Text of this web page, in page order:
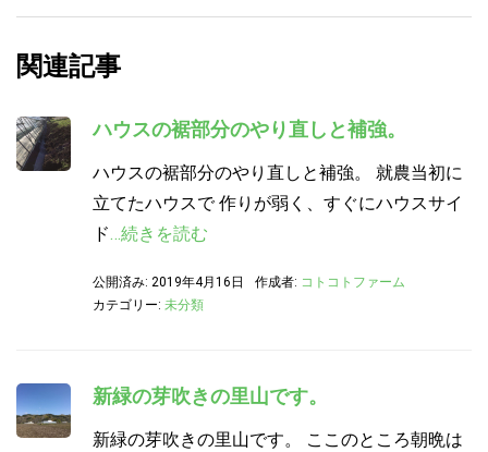
関連記事
ハウスの裾部分のやり直しと補強。
ハウスの裾部分のやり直しと補強。 就農当初に
立てたハウスで 作りが弱く、すぐにハウスサイ
ド…続きを読む
公開済み: 2019年4月16日 作成者: コトコトファーム
カテゴリー: 未分類
新緑の芽吹きの里山です。
新緑の芽吹きの里山です。 ここのところ朝晩は